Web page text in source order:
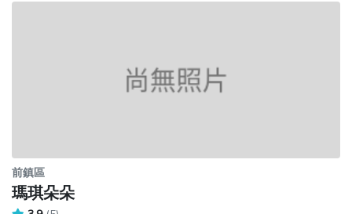
前鎮區
瑪琪朵朵